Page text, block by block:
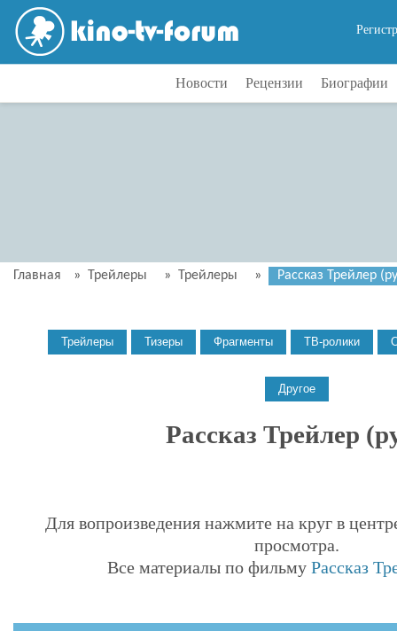
Новости Рецензии Биографии
Главная » Трейлеры » Трейлеры » Рассказ Трейлер
Рассказ Трейлер
Для вопроизведения нажмите на круг в
просмотра.
Все материалы по фильмуРассказ